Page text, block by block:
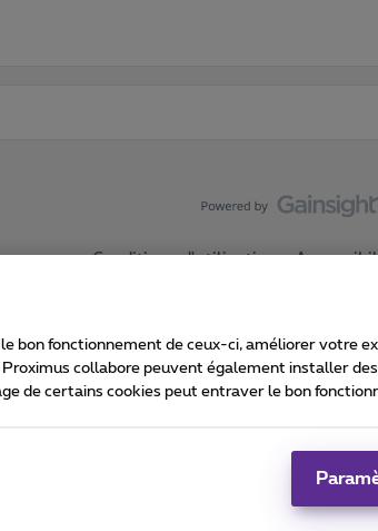
Conditions d'utilisation
2026Proximus
bon fonctionnement de ceux-ci, améliorer votre
collabore peuvent également installer
de certains cookies peut entraver le bon